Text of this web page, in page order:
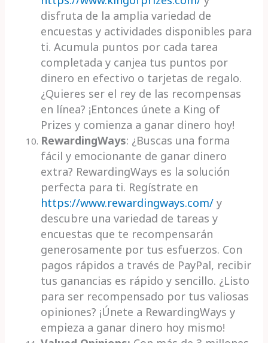
disfruta de la amplia variedad de
encuestas y actividades disponibles para
ti. Acumula puntos por cada tarea
completada y canjea tus puntos por
dinero en efectivo o tarjetas de regalo.
¿Quieres ser el rey de las recompensas
en línea? ¡Entonces únete a King of
Prizes y comienza a ganar dinero hoy!
RewardingWays: ¿Buscas una forma
fácil y emocionante de ganar dinero
extra? RewardingWays es la solución
perfecta para ti. Regístrate en
https://www.rewardingways.com/ y
descubre una variedad de tareas y
encuestas que te recompensarán
generosamente por tus esfuerzos. Con
pagos rápidos a través de PayPal, recibir
tus ganancias es rápido y sencillo. ¿Listo
para ser recompensado por tus valiosas
opiniones? ¡Únete a RewardingWays y
empieza a ganar dinero hoy mismo!